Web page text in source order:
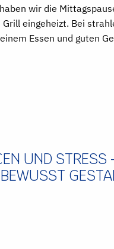
wir die
Grill eingeheizt. Bei
Essen und guten
UND STRESS